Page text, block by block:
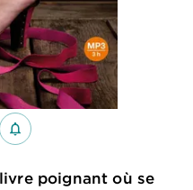
notifications_none_outlined
poignant où se